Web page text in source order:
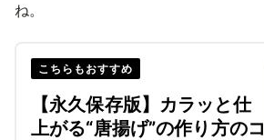
ね。
こちらもおすすめ
【永久保存版】カラッと仕
上がる“唐揚げ”の作り方のコ